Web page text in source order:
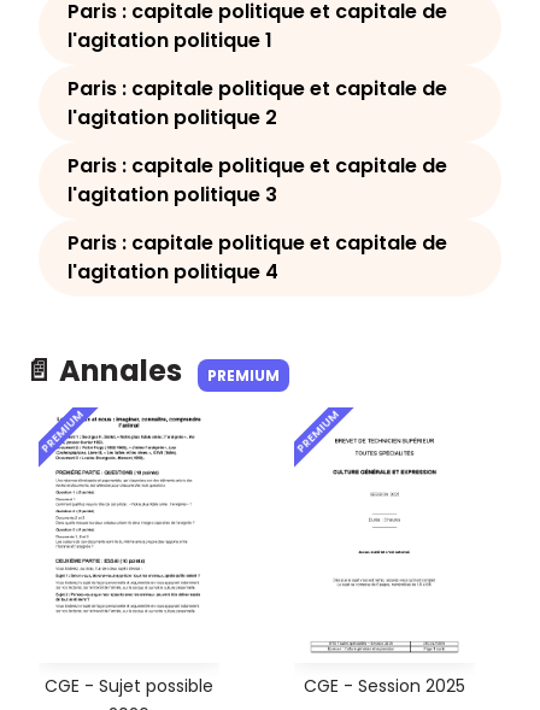
Paris : capitale politique et capitale de
l'agitation politique 1
Paris : capitale politique et capitale de
l'agitation politique 2
Paris : capitale politique et capitale de
l'agitation politique 3
Paris : capitale politique et capitale de
l'agitation politique 4
📄 Annales PREMIUM
PREMIUM
CGE - Sujet possible
PREMIUM
CGE - Session 2025